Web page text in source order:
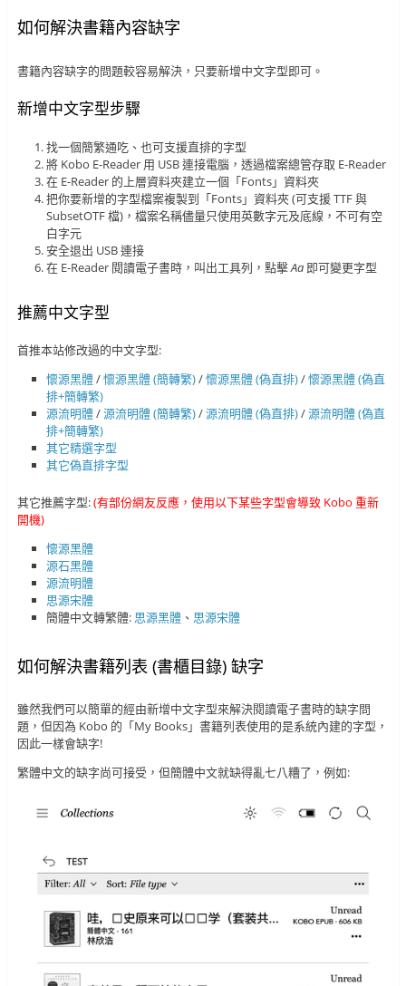
如何解決書籍內容缺字
書籍內容缺字的問題較容易解決，只要新增中文字型即可。
新增中文字型步驟
找一個簡繁通吃、也可支援直排的字型
將 Kobo E-Reader 用 USB 連接電腦，透過檔案總管存取 E-Reader
在 E-Reader 的上層資料夾建立一個「Fonts」資料夾
把你要新增的字型檔案複製到「Fonts」資料夾 (可支援 TTF 與
SubsetOTF 檔)，檔案名稱儘量只使用英數字元及底線，不可有空
白字元
安全退出 USB 連接
在 E-Reader 閱讀電子書時，叫出工具列，點擊Aa 即可變更字型
推薦中文字型
首推本站修改過的中文字型:
懷源黑體/懷源黑體 (簡轉繁)/懷源黑體 (偽直排)/懷源黑體 (偽直
排+簡轉繁)
源流明體/源流明體 (簡轉繁)/源流明體 (偽直排)/源流明體 (偽直
排+簡轉繁)
其它精選字型
其它偽直排字型
其它推薦字型:(有部份網友反應，使用以下某些字型會導致 Kobo 重新
開機)
懷源黑體
源石黑體
源流明體
思源宋體
簡體中文轉繁體: 思源黑體 、 思源宋體
如何解決書籍列表 (書櫃目錄) 缺字
雖然我們可以簡單的經由新增中文字型來解決閱讀電子書時的缺字問
題，但因為 Kobo 的「My Books」書籍列表使用的是系統內建的字型，
因此一樣會缺字!
繁體中文的缺字尚可接受，但簡體中文就缺得亂七八糟了，例如: